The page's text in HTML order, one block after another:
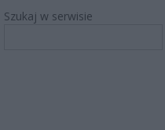
Szukaj w serwisie